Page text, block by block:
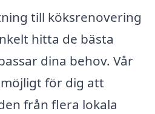
till köksrenovering
hitta de bästa
dina behov. Vår
för dig att
från flera lokala